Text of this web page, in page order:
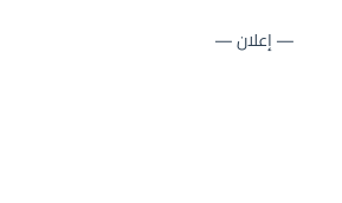
— إعلان —